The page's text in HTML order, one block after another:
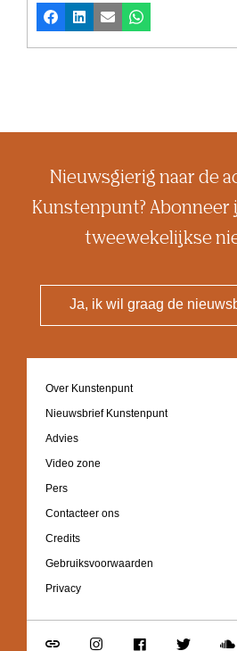
Facebook
LinkedInE-mailWhatsapp
Nieuwsgierig naar de
Kunstenpunt? Abonneer
tweewekelijkse
Ja, ik wil graag de
Footer
navigation
Over Kunstenpunt
Nieuwsbrief Kunstenpunt
Advies
Video zone
Pers
Contacteer ons
Credits
Gebruiksvoorwaarden
Privacy
Go Go Go Go